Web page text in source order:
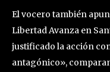
El vocero también
Libertad Avanza en
justificado la acción
antagónico»,